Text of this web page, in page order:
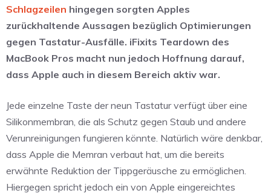
Schlagzeilen hingegen sorgten Apples
zurückhaltende Aussagen bezüglich Optimierungen
gegen Tastatur-Ausfälle. iFixits Teardown des
MacBook Pros macht nun jedoch Hoffnung darauf,
dass Apple auch in diesem Bereich aktiv war.
Jede einzelne Taste der neun Tastatur verfügt über eine
Silikonmembran, die als Schutz gegen Staub und andere
Verunreinigungen fungieren könnte. Natürlich wäre denkbar,
dass Apple die Memran verbaut hat, um die bereits
erwähnte Reduktion der Tippgeräusche zu ermöglichen.
Hiergegen spricht jedoch ein von Apple eingereichtes